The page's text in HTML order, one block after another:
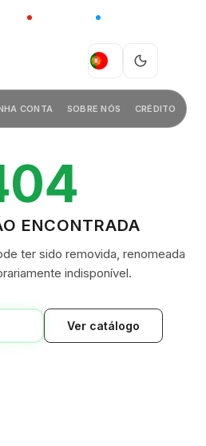
CHINA
PT
CONTA SOBRE NÓS CRÉDITO
ENCONTRADA
ter sido removida, renomeada
indisponível.
Ver catálogo